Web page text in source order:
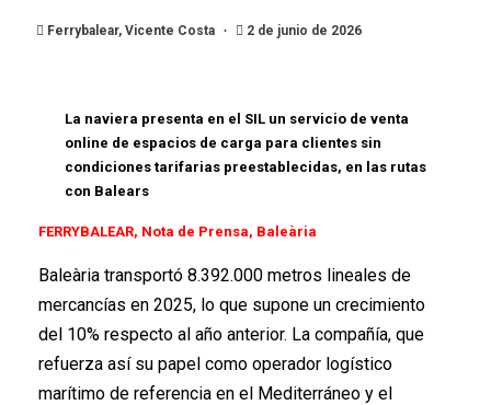
Ferrybalear, Vicente Costa 2 de junio de 2026
La naviera presenta en el SIL un servicio de venta
online de espacios de carga para clientes sin
condiciones tarifarias preestablecidas, en las rutas
con Balears
FERRYBALEAR, Nota de Prensa, Baleària
Baleària transportó 8.392.000 metros lineales de
mercancías en 2025, lo que supone un crecimiento
del 10% respecto al año anterior. La compañía, que
refuerza así su papel como operador logístico
marítimo de referencia en el Mediterráneo y el